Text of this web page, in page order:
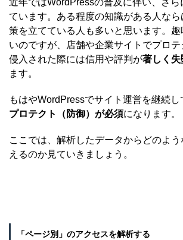
近年ではWordPressの普及に伴い、さら
ています。ある程度の知識がある人な
策を立てている人も多いと思います。趣
いのですが、店舗や企業サイトでプロ
侵入された際には信用や評判が著しく失
ます。
もはやWordPressでサイト運営を継続し
プロテクト（防御）が必須になります。
ここでは、解析したデータからどのよ
えるのか見ていきましょう。
「ページ別」のアクセスを解析する